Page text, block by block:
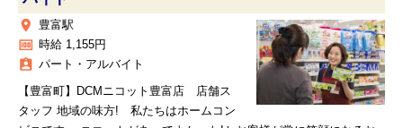
place 豊富駅
money 時給 1,155円
assignment_ind パート・アルバイト
【豊富町】DCMニコット豊富店 店舗ス
タッフ 地域の味方! 私たちはホームコン